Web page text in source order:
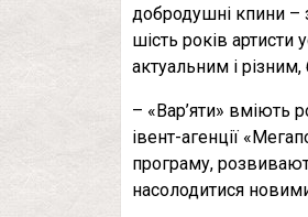
добродушні кпини –
шість років
актуальним і
– «Вар’яти» вміють
івент-агенції
програму,
насолодитися